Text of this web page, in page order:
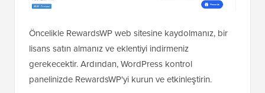
Öncelikle RewardsWP web sitesine kaydolmanız, bir
lisans satın almanız ve eklentiyi indirmeniz
gerekecektir. Ardından, WordPress kontrol
panelinizde RewardsWP'yi kurun ve etkinleştirin.